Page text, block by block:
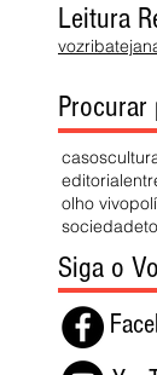
Leitura
Procurar
casos
editorial
olho vivo
sociedade
Siga o